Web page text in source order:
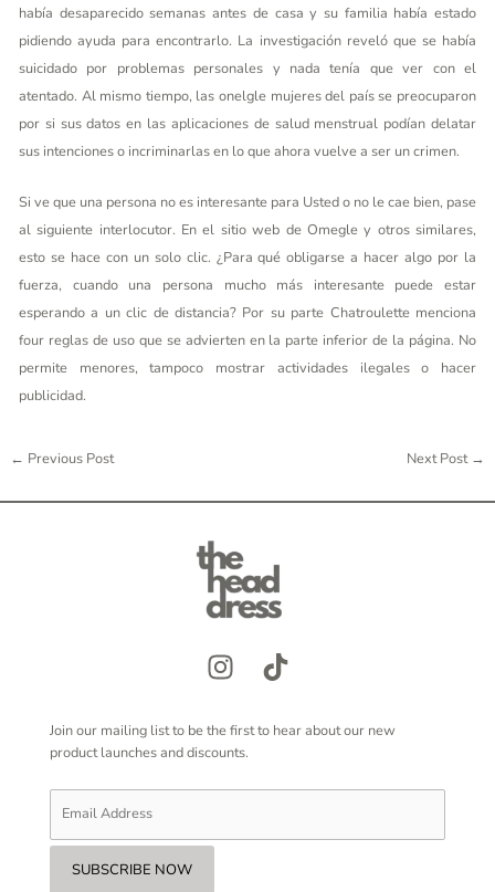
había desaparecido semanas antes de casa y su familia había estado
pidiendo ayuda para encontrarlo. La investigación reveló que se había
suicidado por problemas personales y nada tenía que ver con el
atentado. Al mismo tiempo, las onelgle mujeres del país se preocuparon
por si sus datos en las aplicaciones de salud menstrual podían delatar
sus intenciones o incriminarlas en lo que ahora vuelve a ser un crimen.
Si ve que una persona no es interesante para Usted o no le cae bien, pase
al siguiente interlocutor. En el sitio web de Omegle y otros similares,
esto se hace con un solo clic. ¿Para qué obligarse a hacer algo por la
fuerza, cuando una persona mucho más interesante puede estar
esperando a un clic de distancia? Por su parte Chatroulette menciona
four reglas de uso que se advierten en la parte inferior de la página. No
permite menores, tampoco mostrar actividades ilegales o hacer
publicidad.
← Previous Post Next Post →
Join our mailing list to be the first to hear about our new
product launches and discounts.